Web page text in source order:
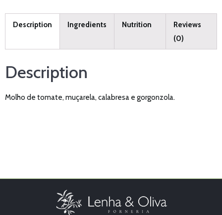
Description Ingredients Nutrition
Reviews
(0)
Description
Molho de tomate, muçarela, calabresa e gorgonzola.